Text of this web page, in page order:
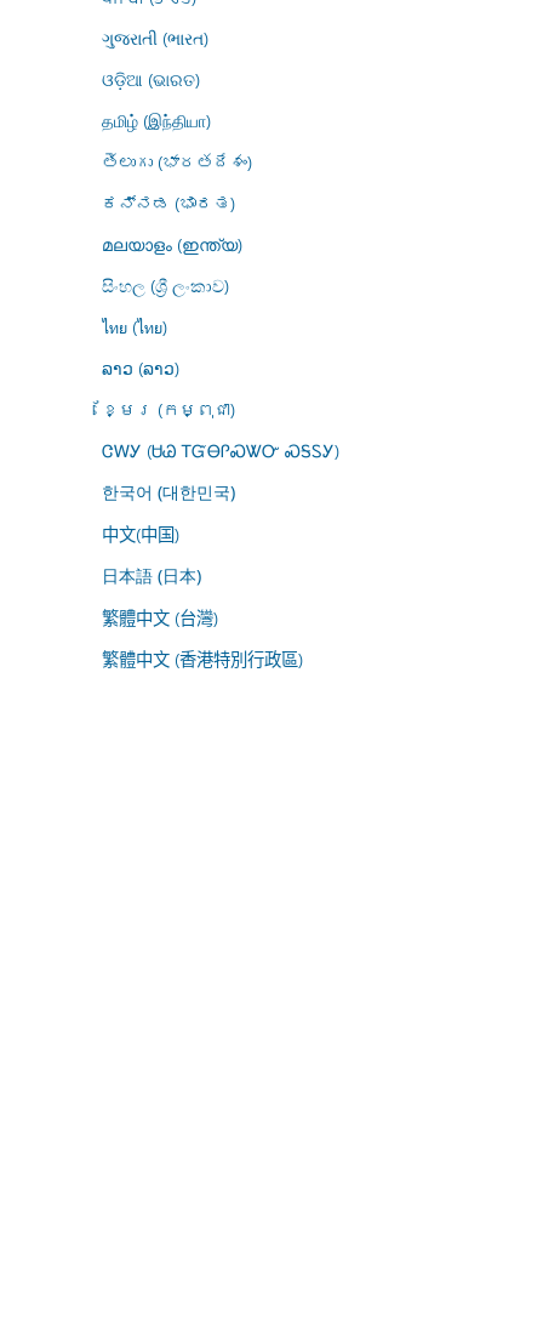
ગુજરાતી (ભારત)
ଓଡ଼ିଆ (ଭାରତ)
தமிழ் (இந்தியா)
తెలుగు (భారతదేశం)
ಕನ್ನಡ (ಭಾರತ)
മലയാളം (ഇന്ത്യ)
සිංහල (ශ්‍රී ලංකාව)
ไทย (ไทย)
ລາວ (ລາວ)
ខ្មែរ (កម្ពុជា)
ᏣᎳᎩ (ᏌᏊ ᎢᏳᎾᎵᏍᏔᏅ ᏍᎦᏚᎩ)
한국어 (대한민국)
中文(中国)
日本語 (日本)
繁體中文 (台灣)
繁體中文 (香港特別行政區)